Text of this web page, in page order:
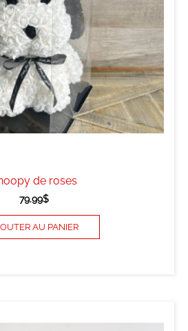
de roses
79.99$
AU PANIER